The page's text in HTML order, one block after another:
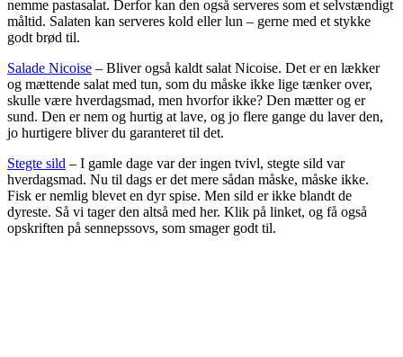
nemme pastasalat. Derfor kan den også serveres som et selvstændigt
måltid. Salaten kan serveres kold eller lun – gerne med et stykke
godt brød til.
Salade Nicoise – Bliver også kaldt salat Nicoise. Det er en lækker
og mættende salat med tun, som du måske ikke lige tænker over,
skulle være hverdagsmad, men hvorfor ikke? Den mætter og er
sund. Den er nem og hurtig at lave, og jo flere gange du laver den,
jo hurtigere bliver du garanteret til det.
Stegte sild – I gamle dage var der ingen tvivl, stegte sild var
hverdagsmad. Nu til dags er det mere sådan måske, måske ikke.
Fisk er nemlig blevet en dyr spise. Men sild er ikke blandt de
dyreste. Så vi tager den altså med her. Klik på linket, og få også
opskriften på sennepssovs, som smager godt til.